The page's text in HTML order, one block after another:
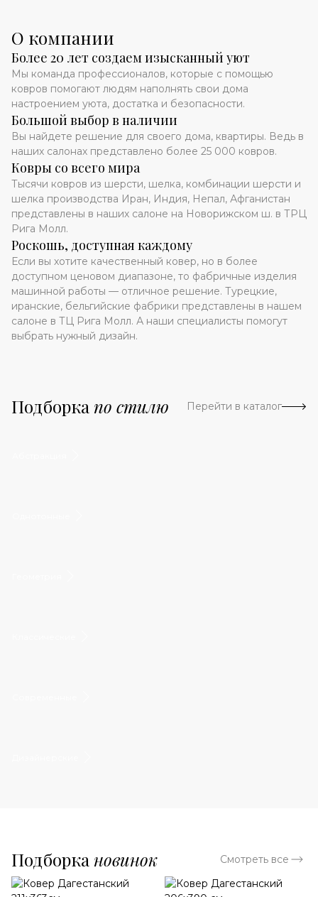
О компании
Более 20 лет создаем изысканный уют
Мы команда профессионалов, которые с помощью
ковров помогают людям наполнять свои дома
настроением уюта, достатка и безопасности.
Большой выбор в наличии
Вы найдете решение для своего дома, квартиры. Ведь в
наших салонах представлено более 25 000 ковров.
Ковры со всего мира
Тысячи ковров из шерсти, шелка, комбинации шерсти и
шелка производства Иран, Индия, Непал, Афганистан
представлены в наших салоне на Новорижском ш. в ТРЦ
Рига Молл.
Роскошь, доступная каждому
Если вы хотите качественный ковер, но в более
доступном ценовом диапазоне, то фабричные изделия
машинной работы — отличное решение. Турецкие,
иранские, бельгийские фабрики представлены в нашем
салоне в ТЦ Рига Молл. А наши специалисты помогут
выбрать нужный дизайн.
Подборка по стилю Перейти в каталог
Подборка новинок Смотреть все